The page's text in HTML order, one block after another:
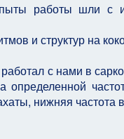
работы шли с
и структур на
с нами в
определенной
нижняя частота